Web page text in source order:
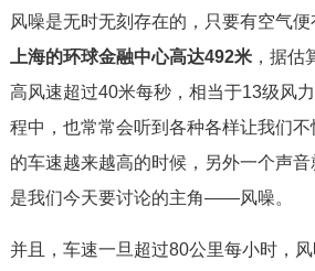
风噪是无时无刻存在的，只要有空气便
上海的环球金融中心高达492米，据估
高风速超过40米每秒，相当于13级风
程中，也常常会听到各种各样让我们
的车速越来越高的时候，另外一个声
是我们今天要讨论的主角——风噪。
并且，车速一旦超过80公里每小时，